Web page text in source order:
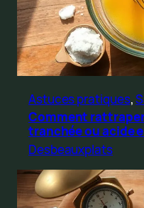
Astuces pratiques,
Comment
tranchée ou acide
Desbeauxplats